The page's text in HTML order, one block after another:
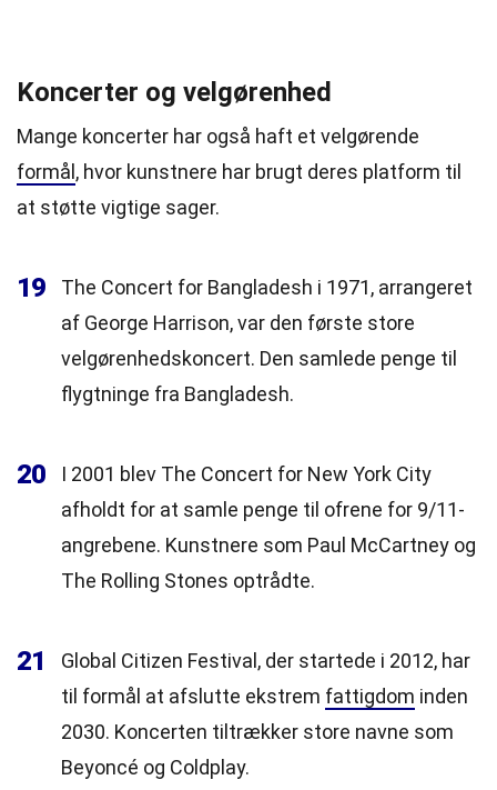
Koncerter og velgørenhed
Mange koncerter har også haft et velgørende
formål , hvor kunstnere har brugt deres platform til
at støtte vigtige sager.
19
The Concert for Bangladesh i 1971, arrangeret
af George Harrison, var den første store
velgørenhedskoncert. Den samlede penge til
flygtninge fra Bangladesh.
20
I 2001 blev The Concert for New York City
afholdt for at samle penge til ofrene for 9/11-
angrebene. Kunstnere som Paul McCartney og
The Rolling Stones optrådte.
21
Global Citizen Festival, der startede i 2012, har
til formål at afslutte ekstrem fattigdom inden
2030. Koncerten tiltrækker store navne som
Beyoncé og Coldplay.